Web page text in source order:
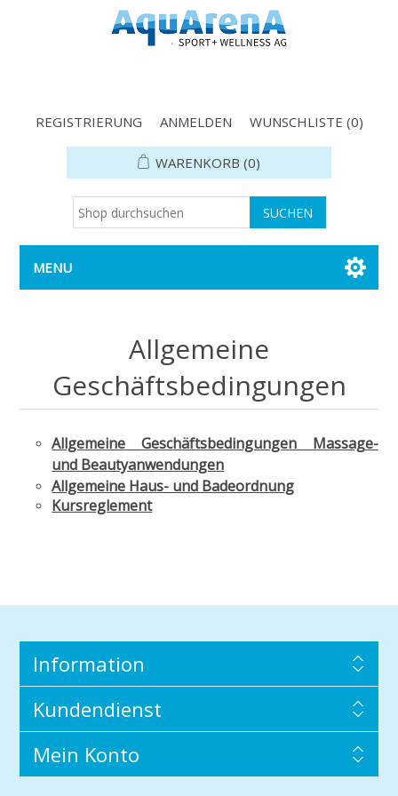
REGISTRIERUNG ANMELDEN WUNSCHLISTE (0)
WARENKORB (0)
MENU
Allgemeine
Geschäftsbedingungen
Allgemeine Geschäftsbedingungen Massage-
und Beautyanwendungen
Allgemeine Haus- und Badeordnung
Kursreglement
Information
Kundendienst
Mein Konto